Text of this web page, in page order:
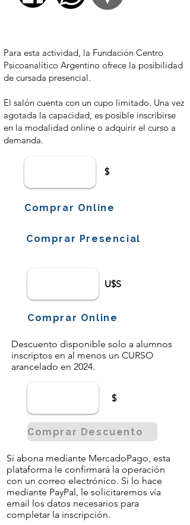
Para esta actividad, la Fundación Centro
Psicoanalítico Argentino ofrece la posibilidad
de cursada presencial.
El salón cuenta con un cupo limitado. Una vez
agotada la capacidad, es posible inscribirse
en la modalidad online o adquirir el curso a
demanda.
$
Comprar Online
Comprar Presencial
U$S
Comprar Online
Descuento disponible solo a alumnos
inscriptos en al menos un CURSO
arancelado en 2024.
$
Comprar Descuento
Si abona mediante MercadoPago, esta
plataforma le confirmará la operación
con un correo electrónico. Si lo hace
mediante PayPal, le solicitaremos vía
email los datos necesarios para
completar la inscripción.